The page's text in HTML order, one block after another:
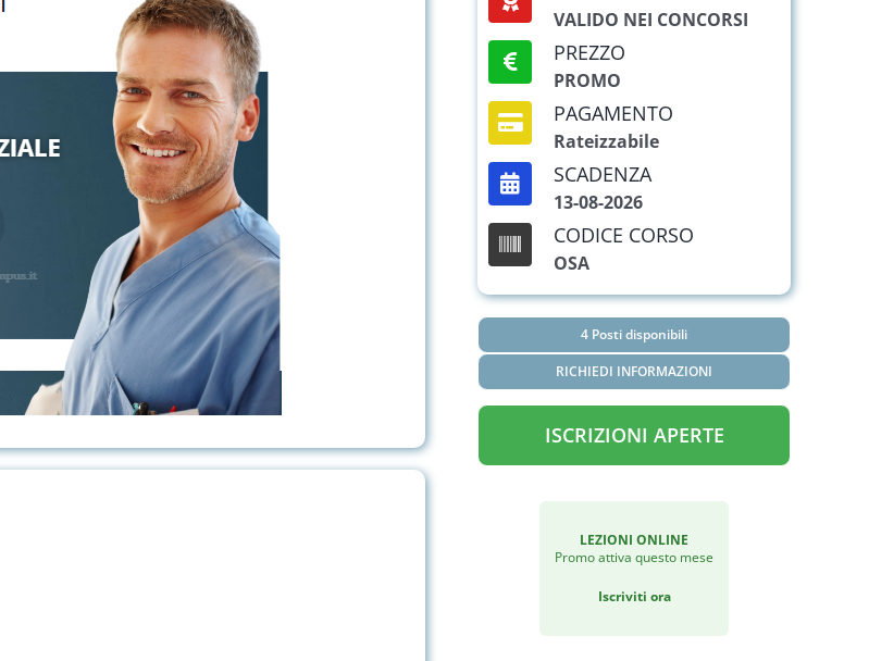
VALIDO NEI CONCORSI
PREZZO
PROMO
PAGAMENTO
Rateizzabile
SCADENZA
13-08-2026
CODICE CORSO
OSA
4 Posti disponibili
RICHIEDI INFORMAZIONI
ISCRIZIONI APERTE
LEZIONI ONLINE
Promo attiva questo mese
Iscriviti ora